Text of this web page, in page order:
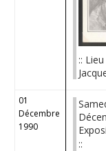
::
01
Décembre
1990
::